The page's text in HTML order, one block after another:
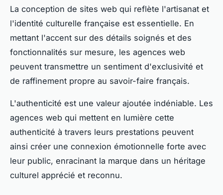
La conception de sites web qui reflète l'artisanat et
l'identité culturelle française est essentielle. En
mettant l'accent sur des détails soignés et des
fonctionnalités sur mesure, les agences web
peuvent transmettre un sentiment d'exclusivité et
de raffinement propre au savoir-faire français.
L'authenticité est une valeur ajoutée indéniable. Les
agences web qui mettent en lumière cette
authenticité à travers leurs prestations peuvent
ainsi créer une connexion émotionnelle forte avec
leur public, enracinant la marque dans un héritage
culturel apprécié et reconnu.